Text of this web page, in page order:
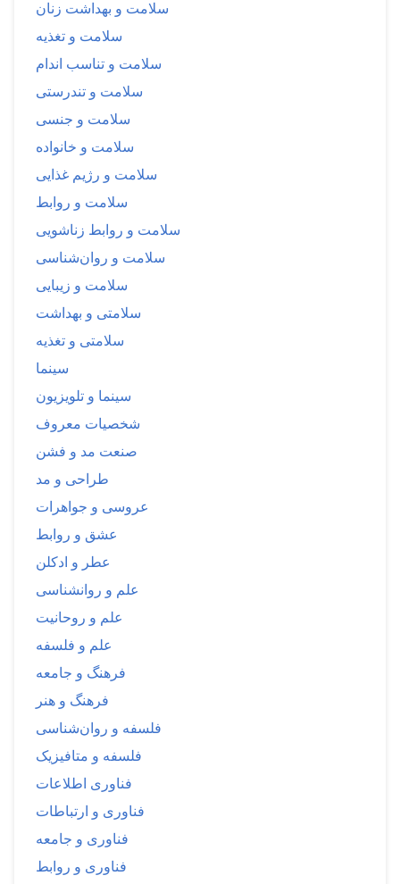
سلامت و بهداشت زنان
سلامت و تغذیه
سلامت و تناسب اندام
سلامت و تندرستی
سلامت و جنسی
سلامت و خانواده
سلامت و رژیم غذایی
سلامت و روابط
سلامت و روابط زناشویی
سلامت و روان‌شناسی
سلامت و زیبایی
سلامتی و بهداشت
سلامتی و تغذیه
سینما
سینما و تلویزیون
شخصیات معروف
صنعت مد و فشن
طراحی و مد
عروسی و جواهرات
عشق و روابط
عطر و ادکلن
علم و روانشناسی
علم و روحانیت
علم و فلسفه
فرهنگ و جامعه
فرهنگ و هنر
فلسفه و روان‌شناسی
فلسفه و متافیزیک
فناوری اطلاعات
فناوری و ارتباطات
فناوری و جامعه
فناوری و روابط